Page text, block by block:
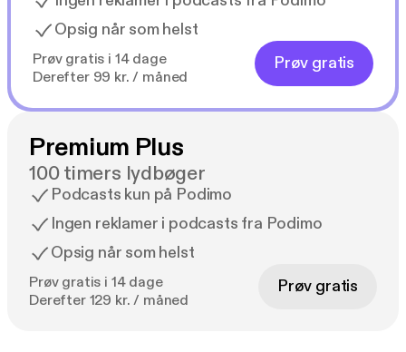
Opsig når som helst
Prøv gratis i 14 dage
Derefter 99 kr. / måned
Prøv gratis
Premium Plus
100 timers lydbøger
Podcasts kun på Podimo
Ingen reklamer i podcasts fra Podimo
Opsig når som helst
Prøv gratis i 14 dage
Derefter 129 kr. / måned
Prøv gratis